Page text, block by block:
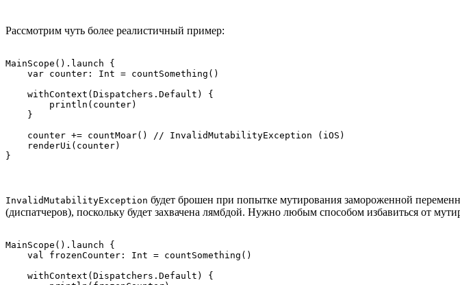
Рассмотрим чуть более реалистичный пример:
MainScope().launch {
    var counter: Int = countSomething()
    withContext(Dispatchers.Default) {
        println(counter)
    }
    counter += countMoar() // InvalidMutabilityException (iOS)
    renderUi(counter)
}
InvalidMutabilityException будет брошен при попытке мутирования замороженной
(диспатчеров), поскольку будет захвачена лямбдой. Нужно любым способом избавиться от
MainScope().launch {
    val frozenCounter: Int = countSomething()
    withContext(Dispatchers.Default) {